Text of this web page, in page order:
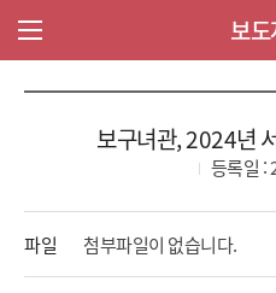
보
보구녀관, 2024년
등록일 :
파일 첨부파일이 없습니다.